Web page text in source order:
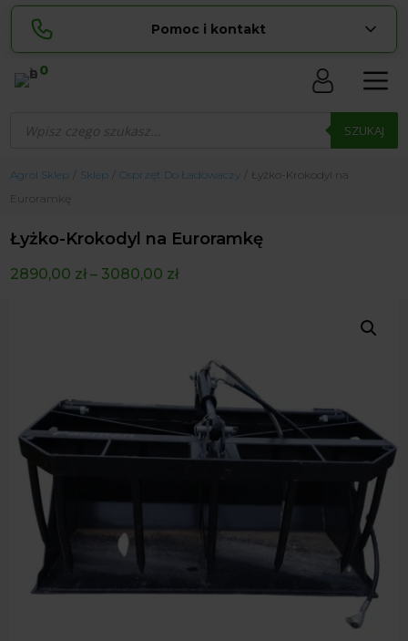
Pomoc i kontakt
Lucyna
pokaż numer
534 853 ... pokaż numer
biuro@ ...
0
produktów SZUKAJ
Agrol Sklep Sklep Osprzęt Do Ładowaczy
Łyżko-Krokodyl na
Euroramkę
Łyżko-Krokodyl na Euroramkę
2890,00 zł– 3080,00 zł